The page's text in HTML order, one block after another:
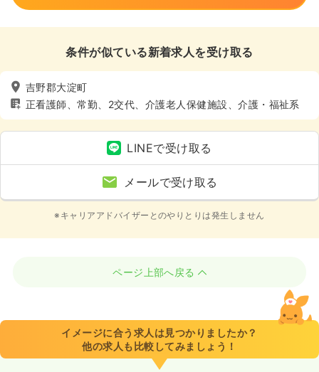
条件が似ている新着求人を受け取る
吉野郡大淀町
正看護師、常勤、2交代、介護老人保健施設、介護・福祉系
LINEで受け取る
メールで受け取る
※キャリアアドバイザーとのやりとりは発生しません
ページ上部へ戻る
イメージに合う求人は見つかりましたか？
他の求人も比較してみましょう！